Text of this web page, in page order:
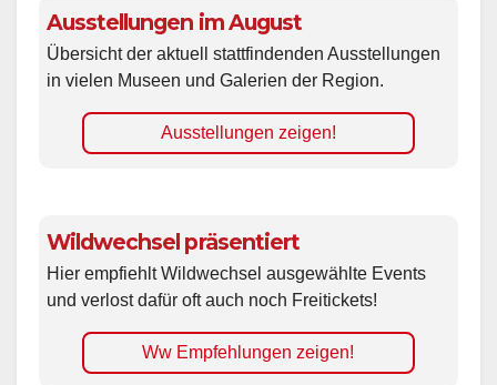
Ausstellungen im August
Übersicht der aktuell stattfindenden Ausstellungen
in vielen Museen und Galerien der Region.
Ausstellungen zeigen!
Wildwechsel präsentiert
Hier empfiehlt Wildwechsel ausgewählte Events
und verlost dafür oft auch noch Freitickets!
Ww Empfehlungen zeigen!